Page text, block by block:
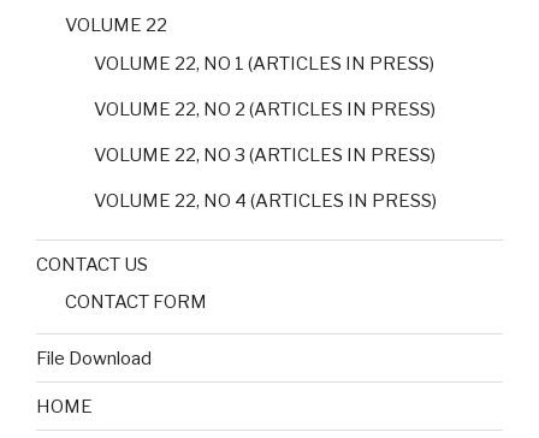
VOLUME 22
VOLUME 22, NO 1 (ARTICLES IN PRESS)
VOLUME 22, NO 2 (ARTICLES IN PRESS)
VOLUME 22, NO 3 (ARTICLES IN PRESS)
VOLUME 22, NO 4 (ARTICLES IN PRESS)
CONTACT US
CONTACT FORM
File Download
HOME